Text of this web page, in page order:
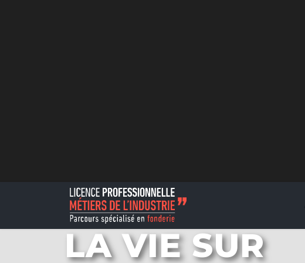
LA VIE SUR